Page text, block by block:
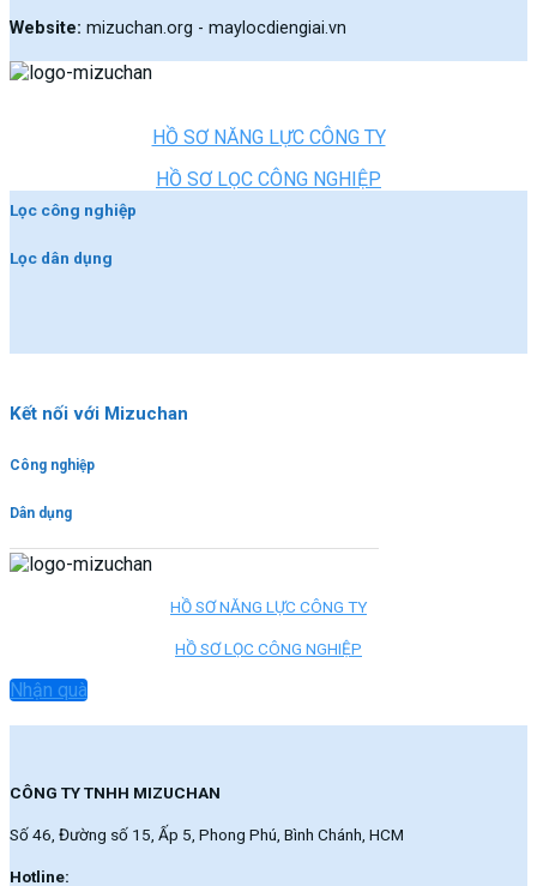
Website: mizuchan.org - maylocdiengiai.vn
HỒ SƠ NĂNG LỰC CÔNG TY
HỒ SƠ LỌC CÔNG NGHIỆP
Lọc công nghiệp
Lọc dân dụng
Kết nối với Mizuchan
Công nghiệp
Dân dụng
HỒ SƠ NĂNG LỰC CÔNG TY
HỒ SƠ LỌC CÔNG NGHIỆP
Nhận quà
CÔNG TY TNHH MIZUCHAN
Số 46, Đường số 15, Ấp 5, Phong Phú, Bình Chánh, HCM
Hotline: